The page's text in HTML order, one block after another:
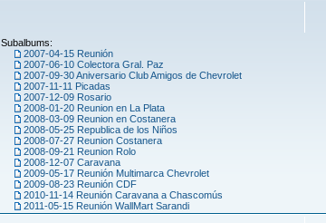
Subalbums:
2007-04-15 Reunión
2007-06-10 Colectora Gral. Paz
2007-09-30 Aniversario Club Amigos de Chevrolet
2007-11-11 Picadas
2007-12-09 Rosario
2008-01-20 Reunion en La Plata
2008-03-09 Reunion en Costanera
2008-05-25 Republica de los Niños
2008-07-27 Reunion Costanera
2008-09-21 Reunion Rolo
2008-12-07 Caravana
2009-05-17 Reunión Multimarca Chevrolet
2009-08-23 Reunión CDF
2010-11-14 Reunión Caravana a Chascomús
2011-05-15 Reunión WallMart Sarandi